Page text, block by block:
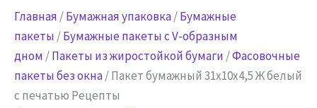
Главная /Бумажная упаковка/Бумажные
пакеты /Бумажные пакеты с V-образным
дном /Пакеты из жиростойкой бумаги /Фасовочные
пакеты без окна/ Пакет бумажный 31х10х4,5 Ж белый
с печатью Рецепты